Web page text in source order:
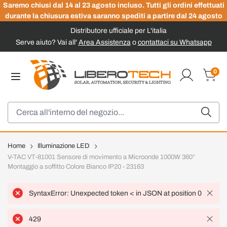
Saremo chiusi dal 14 al 23 agosto incluso. Tutti gli ordini effettuati
durante la chiusura estiva saranno spediti a partire dal 24 agosto
Distributore ufficiale per L'italia
Serve aiuto? Vai all' Area Assistenzao contattaci su Whatsapp
0
Home
Illuminazione LED
V-TAC VT-81001 Sensore di movimento a Microonde 1000W 360°
Montaggio a soffitto Colore Bianco IP20 - 23163
SyntaxError: Unexpected token < in JSON at position 0
429